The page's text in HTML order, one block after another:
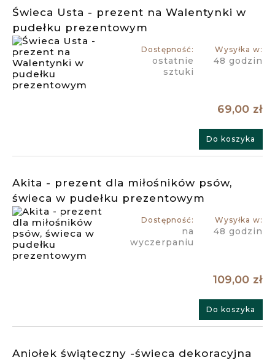
Świeca Usta - prezent na Walentynki w
pudełku prezentowym
Dostępność:
ostatnie
sztuki
Wysyłka w:
48 godzin
69,00 zł
Do koszyka
Akita - prezent dla miłośników psów,
świeca w pudełku prezentowym
Dostępność:
na
wyczerpaniu
Wysyłka w:
48 godzin
109,00 zł
Do koszyka
Aniołek świąteczny -świeca dekoracyjna